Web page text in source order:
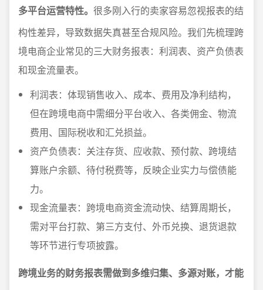
多平台运营特性。 很多刚入行的卖家容易忽视报表的结
构性差异，导致数据失真甚至合规风险。我们先梳理跨
境电商企业常见的三大财务报表：利润表、资产负债表
和现金流量表。
利润表：体现销售收入、成本、费用及净利结构，
但在跨境电商中需细分平台收入、各类佣金、物流
费用、国际税收和汇兑损益。
资产负债表：关注存货、应收款、预付款、跨境结
算账户余额、待付税费等，反映企业实力与偿债能
力。
现金流量表：跨境电商资金流动快、结算周期长，
需对平台打款、第三方支付、外币兑换、退货退款
等环节进行专项披露。
跨境业务的财务报表需做到多维归集、多源对账，才能